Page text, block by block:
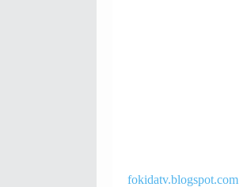
fokidatv.blogspot.com